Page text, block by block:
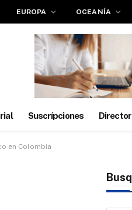
EUROPA OCEANÍA
Suscrípciones
en Colombia